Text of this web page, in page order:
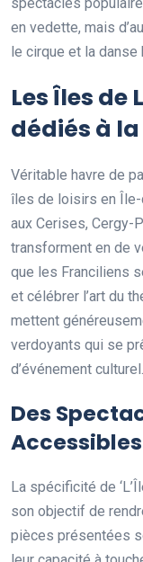
spectacles
en vedette, mais
le cirque et la
Les Îles de
dédiés à
Véritable havre de
îles de loisirs en Île-
aux Cerises, Cergy-
transforment en de
que les Franciliens
et célébrer l’art du
mettent
verdoyants qui se
d’événement culturel.
Des
La spécificité de
son objectif de
pièces présentées